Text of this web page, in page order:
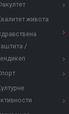
живота
/